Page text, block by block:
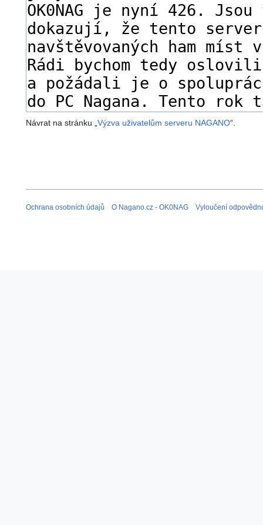
Návrat na stránku „ Výzva uživatelům serveru NAGANO“.
Ochrana osobních údajů O Nagano.cz - OK0NAG Vyloučení